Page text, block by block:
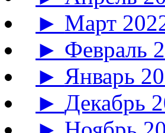
► Март
► Февраль
► Январь
►Декабрь